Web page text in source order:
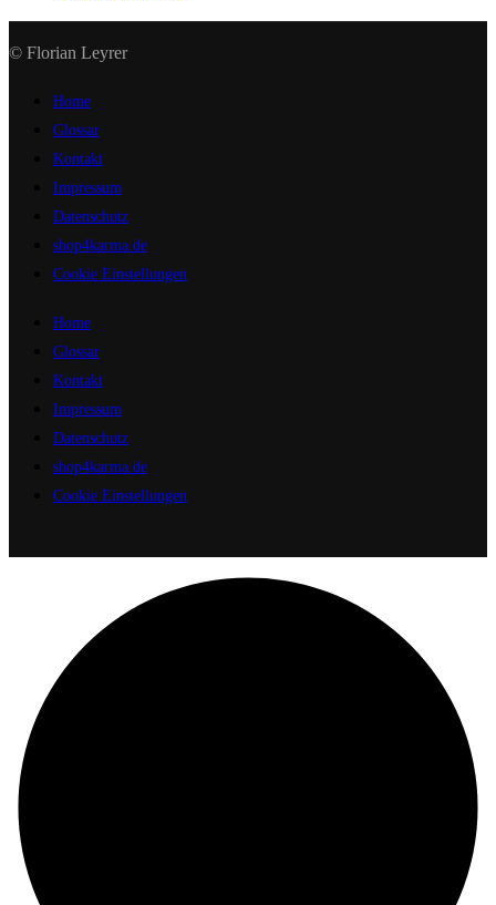
© Florian Leyrer
Home
Glossar
Kontakt
Impressum
Datenschutz
shop4karma.de
Cookie Einstellungen
Home
Glossar
Kontakt
Impressum
Datenschutz
shop4karma.de
Cookie Einstellungen